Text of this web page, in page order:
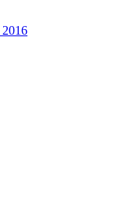
2016